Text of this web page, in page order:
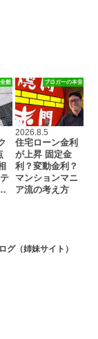
般 ブロガーの本音
2026.8.5
住宅ローン金利
が上昇 固定金
利？変動金利？
マンションマニ
ア流の考え方
グ（姉妹サイト）